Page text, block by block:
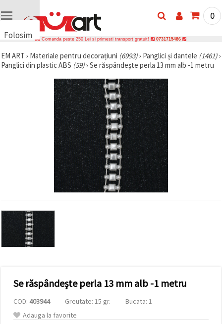
Folosim
uri
🍪 Folosim
traficul și a
conținut și
reclame
noștri de
marketing.
Puteți fi de
acord să
0
Comanda peste 250 Lei si primesti transport gratuit! 0731715486
EM ART › Materiale pentru decorațiuni (6993)› Panglici și dantele (1461)›
Panglici din plastic ABS (59)› Se răspândește perla 13 mm alb -1 metru
Se răspândește perla 13 mm alb -1 metru
COD: 403944 Greutate: 15 gr.
Bucata: 1
Adauga la favorite